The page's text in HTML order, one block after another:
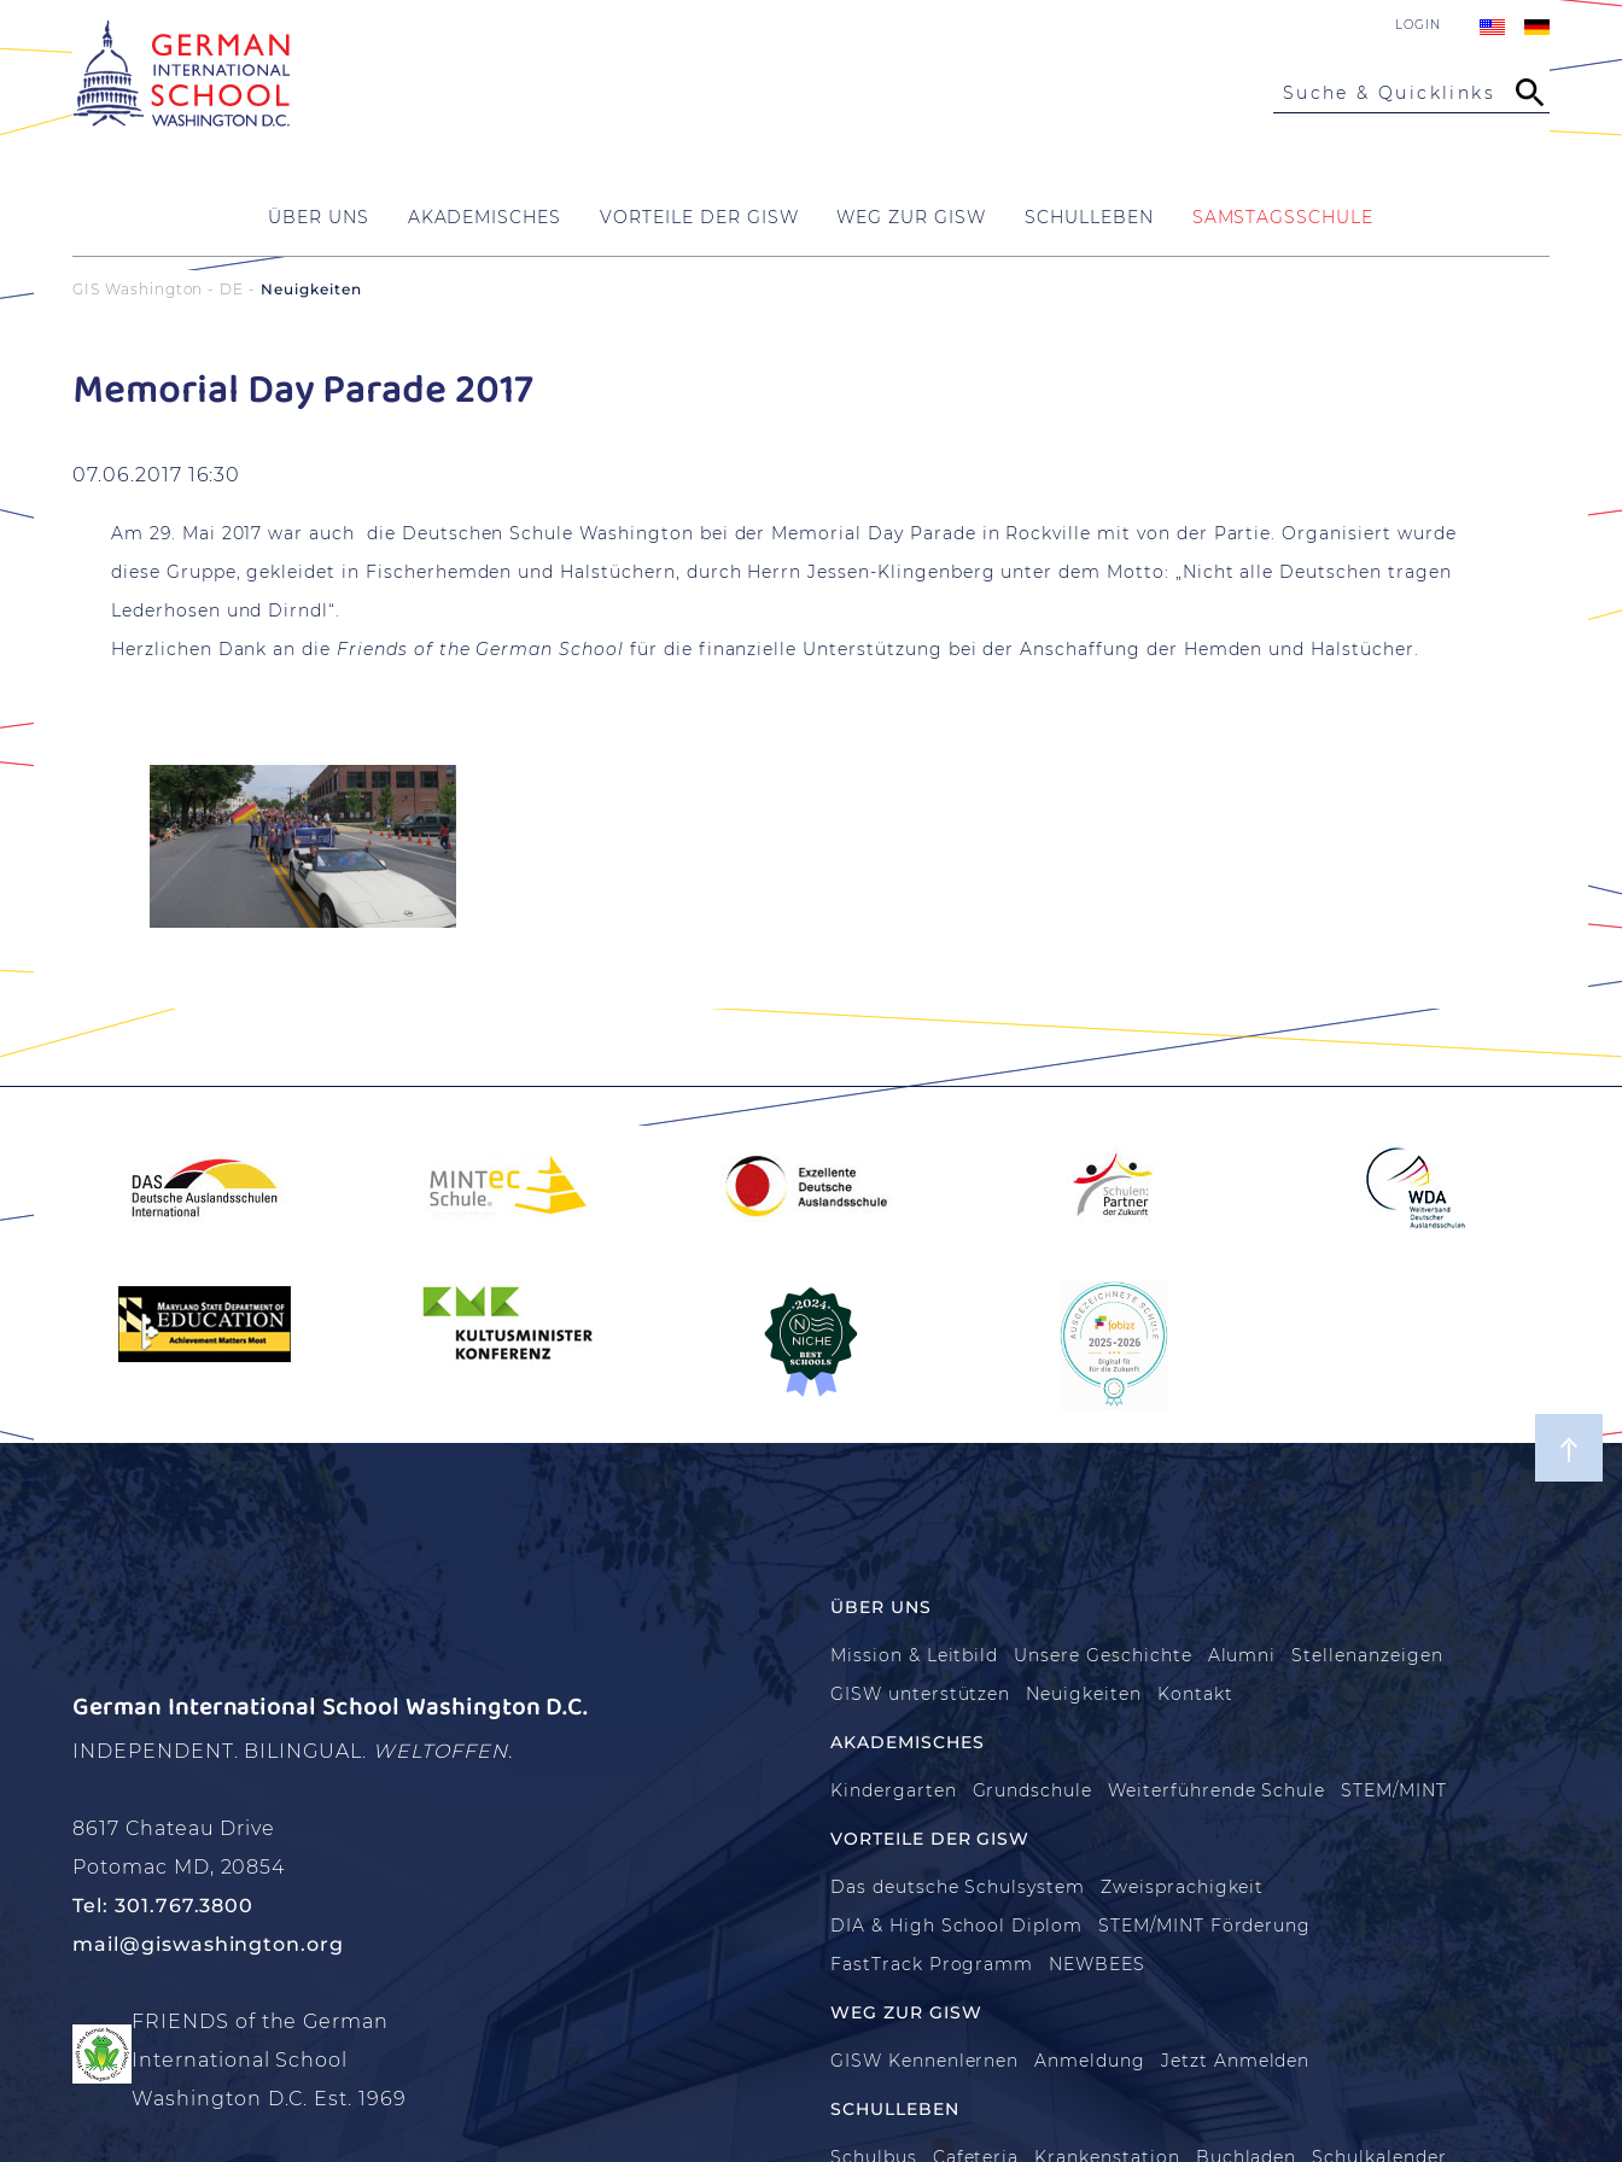
LOGIN
Suche & Quicklinks
ÜBER UNS AKADEMISCHES VORTEILE DER GISW WEG ZUR GISW SCHULLEBEN SAMSTAGSSCHULE
GIS Washington - DE Neuigkeiten
Memorial Day Parade 2017
07.06.2017 16:30
Am 29. Mai 2017 war auch die Deutschen Schule Washington bei der Memorial Day Parade in Rockville mit von der Partie. Organisiert wurde
diese Gruppe, gekleidet in Fischerhemden und Halstüchern, durch Herrn Jessen-Klingenberg unter dem Motto: „Nicht alle Deutschen tragen
Lederhosen und Dirndl“.
Herzlichen Dank an die Friends of the German School für die finanzielle Unterstützung bei der Anschaffung der Hemden und Halstücher.
German International School Washington D.C.
INDEPENDENT. BILINGUAL. WELTOFFEN.
8617 Chateau Drive
Potomac MD, 20854
Tel: 301.767.3800
mail@giswashington.org
FRIENDS of the German
International School
Washington D.C. Est. 1969
ÜBER UNS
Mission & Leitbild Unsere Geschichte Alumni
Stellenanzeigen
GISW unterstützen
Neuigkeiten Kontakt
AKADEMISCHES
Kindergarten Grundschule Weiterführende Schule STEM/MINT
VORTEILE DER GISW
Das deutsche Schulsystem
Zweisprachigkeit
DIA & High School Diplom
STEM/MINT Förderung
FastTrack Programm
NEWBEES
WEG ZUR GISW
GISW Kennenlernen Anmeldung Jetzt Anmelden
SCHULLEBEN
Schulbus Cafeteria Krankenstation Buchladen Schulkalender